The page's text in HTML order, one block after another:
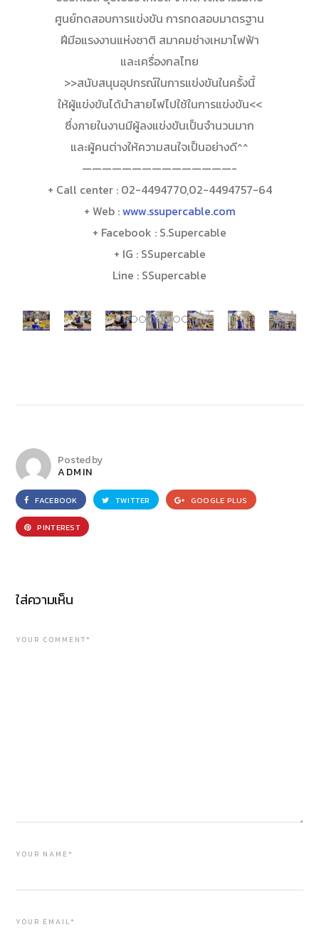
ศูนย์ทดสอบการแข่งขัน การทดสอบมาตรฐาน
ฝีมีอแรงงานแห่งชาติ สมาคมช่างเหมาไฟฟ้า
และเครื่องกลไทย
>>สนับสนุนอุปกรณ์ในการแข่งขันในครั้งนี้
ให้ผู้แข่งขันได้นำสายไฟไปใช้ในการแข่งขัน<<
ซึ่งภายในงานมีผู้ลงแข่งขันเป็นจำนวนมาก
และผู้คนต่างให้ความสนใจเป็นอย่างดี^^
———————————————-
+ Call center : 02-4494770,02-4494757-64
+ Web :www.ssupercable.com
+ Facebook : S.Supercable
+ IG : SSupercable
Line : SSupercable
Posted by
ADMIN
FACEBOOK TWITTER GOOGLE PLUS
PINTEREST
ใส่ความเห็น
YOUR COMMENT*
YOUR NAME*
YOUR EMAIL*